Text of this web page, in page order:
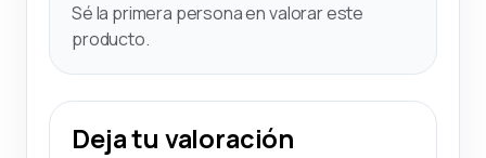
Sé la primera persona en valorar este
producto.
Deja tu valoración